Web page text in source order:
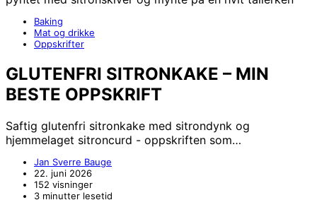
Baking
Mat og drikke
Oppskrifter
GLUTENFRI SITRONKAKE – MIN
BESTE OPPSKRIFT
Saftig glutenfri sitronkake med sitrondynk og
hjemmelaget sitroncurd - oppskriften som…
Jan Sverre Bauge
22. juni 2026
152 visninger
3 minutter lesetid